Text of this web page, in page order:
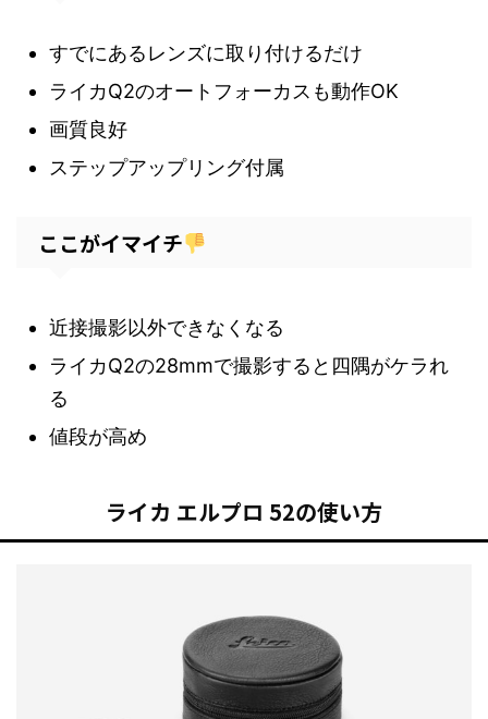
すでにあるレンズに取り付けるだけ
ライカQ2のオートフォーカスも動作OK
画質良好
ステップアップリング付属
ここがイマイチ
近接撮影以外できなくなる
ライカQ2の28mmで撮影すると四隅がケラれ
る
値段が高め
ライカ エルプロ 52の使い方